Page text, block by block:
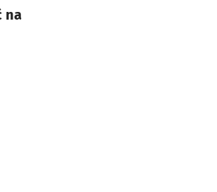
na